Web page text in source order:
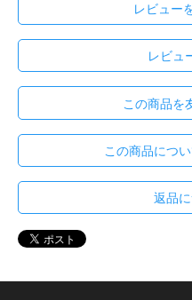
レビュー
レビュ
この商品を
この商品につ
返品